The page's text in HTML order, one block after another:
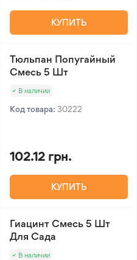
КУПИТЬ
Тюльпан Попугайный
Смесь 5 Шт
В наличии
Код товара: 30222
102.12 грн.
КУПИТЬ
Гиацинт Смесь 5 Шт
Для Сада
В наличии